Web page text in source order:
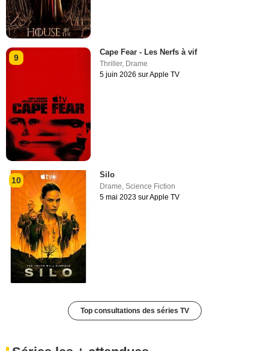
9
Cape Fear - Les Nerfs à vif
Thriller, Drame
5 juin 2026 sur Apple TV
10
Silo
Drame ,Science Fiction
5 mai 2023 sur Apple TV
Top consultations des séries TV